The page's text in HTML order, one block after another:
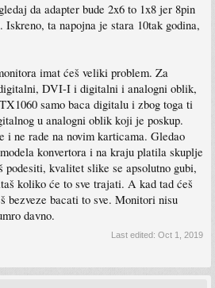
da adapter bude 2x6 to 1x8 jer 8pin
ta napojna je stara 10tak godina,
imat ćeš veliki problem. Za
DVI-I i digitalni i analogni oblik,
samo baca digitalu i zbog toga ti
u analogni oblik koji je poskup.
i ne rade na novim karticama. Gledao
konvertora i na kraju platila skuplje
podesiti, kvalitet slike se apsolutno gubi,
koliko će to sve trajati. A kad tad ćeš
bezveze bacati to sve. Monitori nisu
davno.
Last edited: Oct 1, 2019